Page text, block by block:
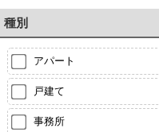
種別
アパート
戸建て
事務所